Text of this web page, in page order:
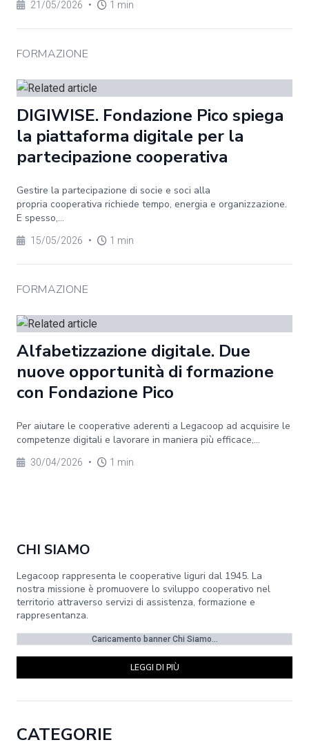
21/05/2026 • 1 min
FORMAZIONE
DIGIWISE. Fondazione Pico spiega
la piattaforma digitale per la
partecipazione cooperativa
Gestire la partecipazione di socie e soci alla
propria cooperativa richiede tempo, energia e organizzazione.
E spesso,...
15/05/2026 • 1 min
FORMAZIONE
Alfabetizzazione digitale. Due
nuove opportunità di formazione
con Fondazione Pico
Per aiutare le cooperative aderenti a Legacoop ad acquisire le
competenze digitali e lavorare in maniera più efficace,...
30/04/2026 • 1 min
CHI SIAMO
Legacoop rappresenta le cooperative liguri dal 1945. La
nostra missione è promuovere lo sviluppo cooperativo nel
territorio attraverso servizi di assistenza, formazione e
rappresentanza.
Caricamento banner Chi Siamo...
LEGGI DI PIÙ
CATEGORIE